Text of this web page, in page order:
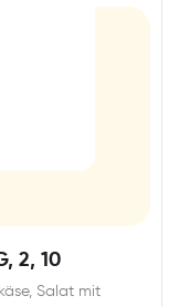
2, 10
Salat mit